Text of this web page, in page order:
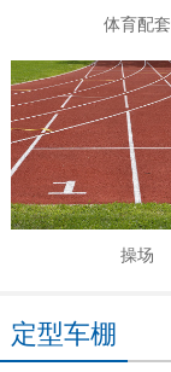
体育配套
操场
定型车棚